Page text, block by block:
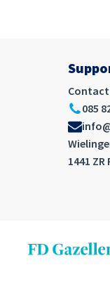
085
1441